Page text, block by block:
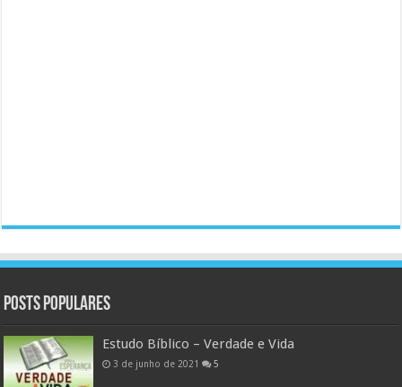
Posts populares
Estudo Bíblico – Verdade e Vida
3 de junho de 2021 5